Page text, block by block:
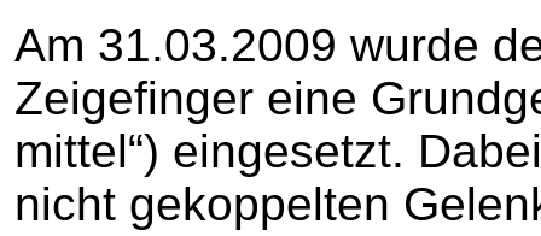
Am 31.03.2009 wurde
Zeigefinger eine
mittel“) eingesetzt.
nicht gekoppelten